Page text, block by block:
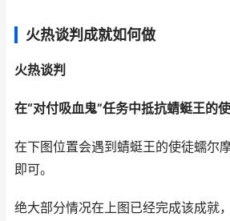
火热谈判成就如何做
火热谈判
在“对付吸血鬼”任务中抵抗蜻蜓王的使
在下图位置会遇到蜻蜓王的使徒蠕尔
即可。
绝大部分情况在上图已经完成该成就